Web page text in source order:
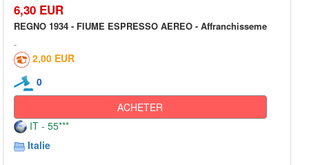
6,30 EUR
REGNO 1934 - FIUME ESPRESSO AEREO - Affranchisseme
2,00 EUR
0
ACHETER
IT - 55***
Italie